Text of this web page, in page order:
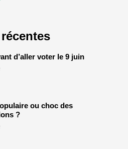
d’aller voter le 9 juin
ou choc des
?